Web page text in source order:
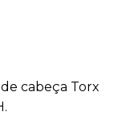
cabeça Torx